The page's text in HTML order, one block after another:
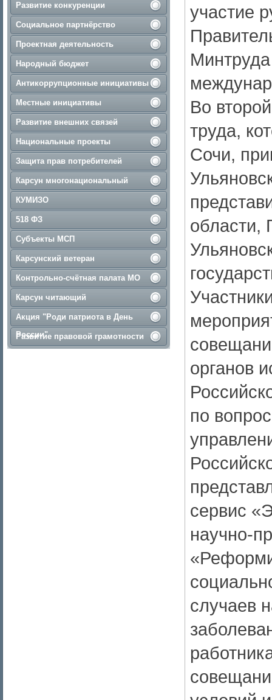
Развитие конкуренции
Социальное партнёрство
Проектная деятельность
Народный бюджет
Антикоррупционные инициативы
Местные инициативы
Развитие внешних связей
Национальные проекты
Защита прав потребителей
Карсун многонациональный
КУМИЗО
518 ФЗ
Субъекты МСП
Карсунский ветеран
Контрольно-счётная палата МО
Карсун читающий
Акция "Роди патриота в День
России"
Развитие правовой грамотности
участие
Во
труда,
Сочи,
области,
органов
по
сервис
научно-
случаев